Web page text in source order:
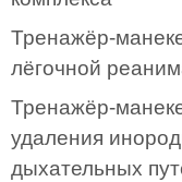
Тренажёр-
лёгочной
Тренажёр-
удаления
дыхательных